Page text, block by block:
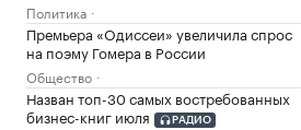
Политика
Премьера «Одиссеи» увеличила спрос
на поэму Гомера в России
Общество
Назван топ-30 самых востребованных
бизнес-книг июля
РАДИО